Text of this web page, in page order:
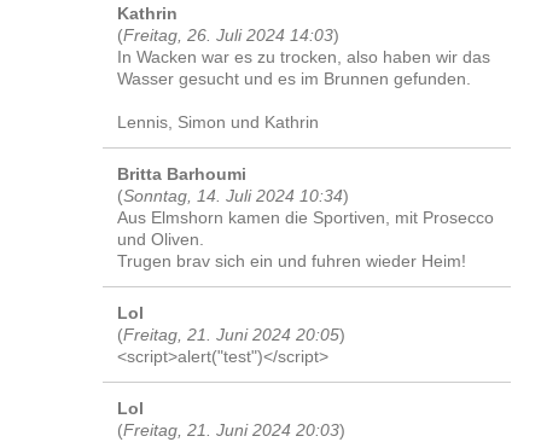
Kathrin
(Freitag, 26. Juli 2024 14:03)
In Wacken war es zu trocken, also haben wir das
Wasser gesucht und es im Brunnen gefunden.
Lennis, Simon und Kathrin
Britta Barhoumi
(Sonntag, 14. Juli 2024 10:34)
Aus Elmshorn kamen die Sportiven, mit Prosecco
und Oliven.
Trugen brav sich ein und fuhren wieder Heim!
Lol
(Freitag, 21. Juni 2024 20:05)
<script>alert("test")</script>
Lol
(Freitag, 21. Juni 2024 20:03)